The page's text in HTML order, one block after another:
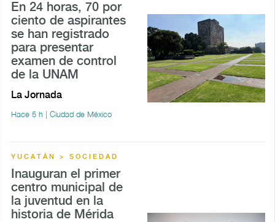
En 24 horas, 70 por
ciento de aspirantes
se han registrado
para presentar
examen de control
de la UNAM
La Jornada
Hace 5 h | Ciudad de México
YUCATÁN > SOCIEDAD
Inauguran el primer
centro municipal de
la juventud en la
historia de Mérida